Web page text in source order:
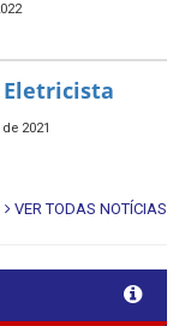
Eletricista
2021
VER TODAS NOTÍCIAS